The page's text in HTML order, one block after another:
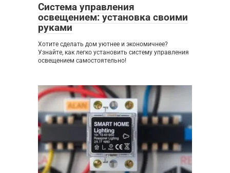
Система управления
освещением: установка своими
руками
Хотите сделать дом уютнее и экономичнее?
Узнайте, как легко установить систему управления
освещением самостоятельно!